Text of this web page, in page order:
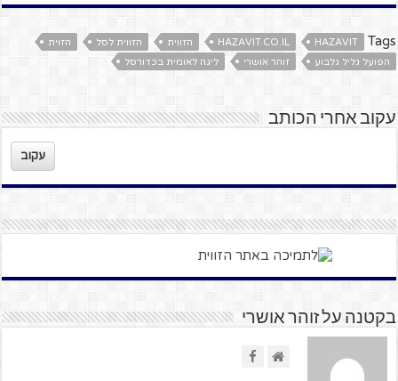
Tags
HAZAVIT
HAZAVIT.CO.IL הזווית הזווית לסל
הזוית
הפועל גליל גלבוע
זוהר אושרי ליגה לאומית בכדורסל
עקוב אחרי הכותב
עקוב
בקטנה על זוהר אושרי